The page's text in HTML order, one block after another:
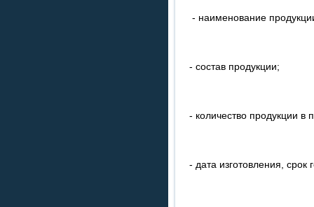
- наименование
- cостав продукции;
- количество продукции в
- дата изготовления, срок